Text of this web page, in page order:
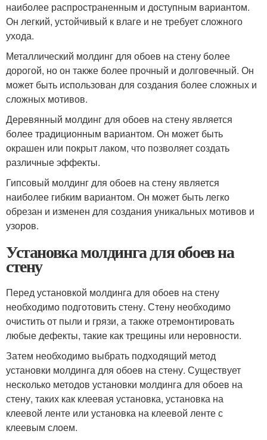
наиболее распространенным и доступным вариантом.
Он легкий, устойчивый к влаге и не требует сложного
ухода.
Металлический молдинг для обоев на стену более
дорогой, но он также более прочный и долговечный. Он
может быть использован для создания более сложных и
сложных мотивов.
Деревянный молдинг для обоев на стену является
более традиционным вариантом. Он может быть
окрашен или покрыт лаком, что позволяет создать
различные эффекты.
Гипсовый молдинг для обоев на стену является
наиболее гибким вариантом. Он может быть легко
обрезан и изменен для создания уникальных мотивов и
узоров.
Установка молдинга для обоев на
стену
Перед установкой молдинга для обоев на стену
необходимо подготовить стену. Стену необходимо
очистить от пыли и грязи, а также отремонтировать
любые дефекты, такие как трещины или неровности.
Затем необходимо выбрать подходящий метод
установки молдинга для обоев на стену. Существует
несколько методов установки молдинга для обоев на
стену, таких как клеевая установка, установка на
клеевой ленте или установка на клеевой ленте с
клеевым слоем.